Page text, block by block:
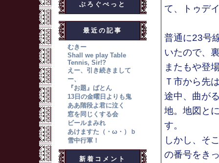
ぶろぐぺっと
最近の記事
むきー
Shall we play Table
Tennis, Sir!?
えー、引き続きまして
ー、
『お題』ばとん
13日の金曜日よりも鬼
ああ階段よ君に泣く
窓を同じくする会
ビールまみれ
あけますた（・ω・）ｂ
雪中行軍！
新着コメント
て、トゥデ
普通に23号
いたので、
またもや登
Ｔ市から先
途中、曲が
地。地図と
す。
しかし、そ
の番号をき